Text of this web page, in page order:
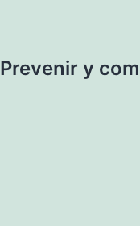
Prevenir y